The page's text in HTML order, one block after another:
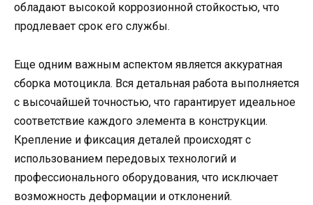
обладают высокой коррозионной стойкостью, что
продлевает срок его службы.
Еще одним важным аспектом является аккуратная
сборка мотоцикла. Вся детальная работа выполняется
с высочайшей точностью, что гарантирует идеальное
соответствие каждого элемента в конструкции.
Крепление и фиксация деталей происходят с
использованием передовых технологий и
профессионального оборудования, что исключает
возможность деформации и отклонений.